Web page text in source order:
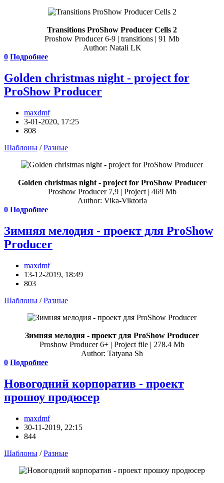
Transitions ProShow Producer Cells 2
Proshow Producer 6-9 | transitions | 91 Mb
Author: Natali LK
0 Подробнее
Golden christmas night - project for
ProShow Producer
maxdmf
3-01-2020, 17:25
808
Шаблоны /Разные
Golden christmas night - project for ProShow Producer
Proshow Producer 7,9 | Project | 469 Mb
Author: Vika-Viktoria
0 Подробнее
Зимняя мелодия - проект для ProShow
Producer
maxdmf
13-12-2019, 18:49
803
Шаблоны /Разные
Зимняя мелодия - проект для ProShow Producer
Proshow Producer 6+ | Project file | 278.4 Mb
Author: Tatyana Sh
0 Подробнее
Новогодний корпоратив - проект
прошоу продюсер
maxdmf
30-11-2019, 22:15
844
Шаблоны /Разные